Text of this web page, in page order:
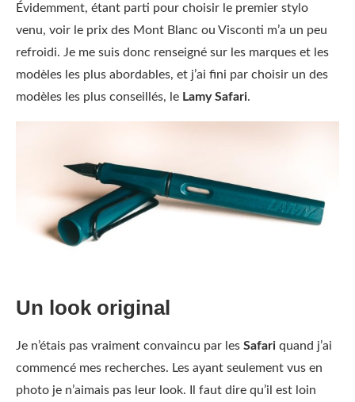
Évidemment, étant parti pour choisir le premier stylo
venu, voir le prix des Mont Blanc ou Visconti m’a un peu
refroidi. Je me suis donc renseigné sur les marques et les
modèles les plus abordables, et j’ai fini par choisir un des
modèles les plus conseillés, le Lamy Safari.
Un look original
Je n’étais pas vraiment convaincu par les Safari quand j’ai
commencé mes recherches. Les ayant seulement vus en
photo je n’aimais pas leur look. Il faut dire qu’il est loin